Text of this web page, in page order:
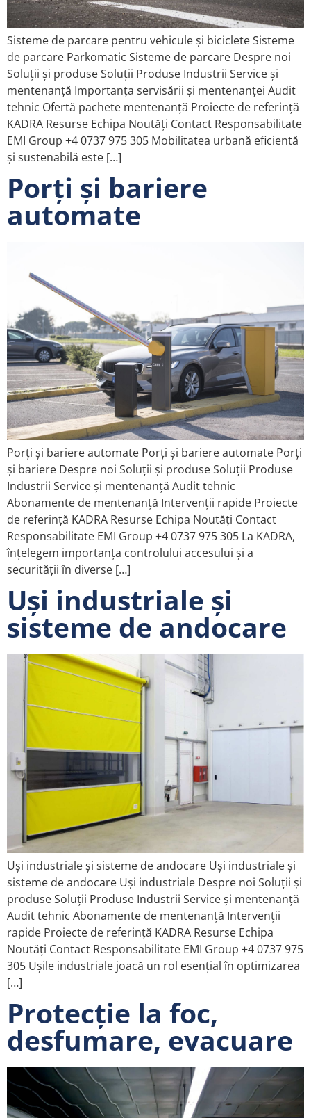
Sisteme de parcare pentru vehicule și biciclete Sisteme
de parcare Parkomatic Sisteme de parcare Despre noi
Soluții și produse Soluții Produse Industrii Service și
mentenanță Importanța servisării și mentenanței Audit
tehnic Ofertă pachete mentenanță Proiecte de referință
KADRA Resurse Echipa Noutăți Contact Responsabilitate
EMI Group +4 0737 975 305 Mobilitatea urbană eficientă
și sustenabilă este […]
Porți și bariere
automate
Porți și bariere automate Porți și bariere automate Porți
și bariere Despre noi Soluții și produse Soluții Produse
Industrii Service și mentenanță Audit tehnic
Abonamente de mentenanță Intervenții rapide Proiecte
de referință KADRA Resurse Echipa Noutăți Contact
Responsabilitate EMI Group +4 0737 975 305 La KADRA,
înțelegem importanța controlului accesului și a
securității în diverse […]
Uși industriale și
sisteme de andocare
Uși industriale și sisteme de andocare Uși industriale și
sisteme de andocare Uși industriale Despre noi Soluții și
produse Soluții Produse Industrii Service și mentenanță
Audit tehnic Abonamente de mentenanță Intervenții
rapide Proiecte de referință KADRA Resurse Echipa
Noutăți Contact Responsabilitate EMI Group +4 0737 975
305 Ușile industriale joacă un rol esențial în optimizarea
[…]
Protecție la foc,
desfumare, evacuare